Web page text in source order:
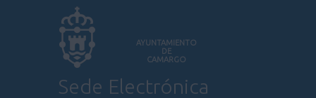
AYUNTAMIENTO
DE
CAMARGO
Sede Electrónica